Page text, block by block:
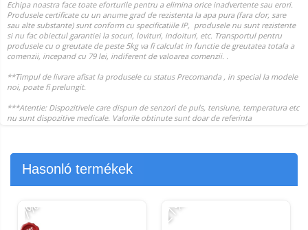
Hasonló termékek
-7% -21%